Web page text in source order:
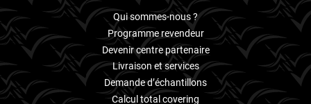
Qui sommes-nous ?
Programme revendeur
Devenir centre partenaire
Livraison et services
Demande d’échantillons
Calcul total covering